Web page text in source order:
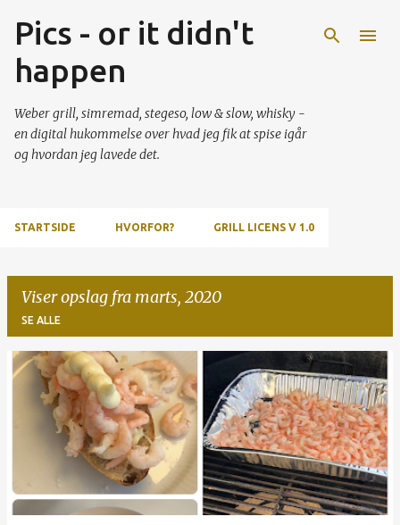
Gå videre til hovedindholdet
Pics - or it didn't
happen
Weber grill, simremad, stegeso, low & slow, whisky -
en digital hukommelse over hvad jeg fik at spise igår
og hvordan jeg lavede det.
STARTSIDE HVORFOR? GRILL LICENS V 1.0
Viser opslag fra marts, 2020
SE ALLE
O
g